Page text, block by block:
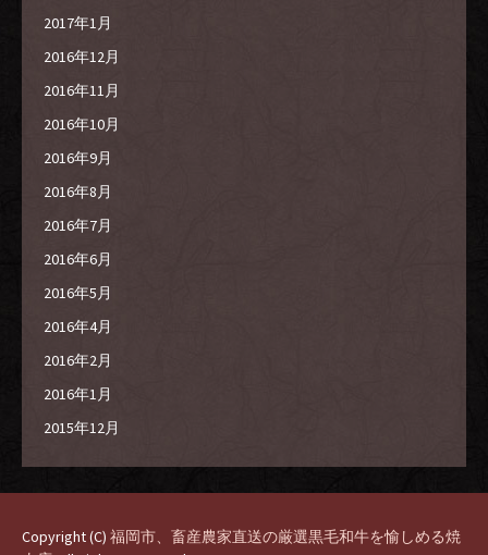
2017年1月
2016年12月
2016年11月
2016年10月
2016年9月
2016年8月
2016年7月
2016年6月
2016年5月
2016年4月
2016年2月
2016年1月
2015年12月
Copyright (C) 福岡市、畜産農家直送の厳選黒毛和牛を愉しめる焼